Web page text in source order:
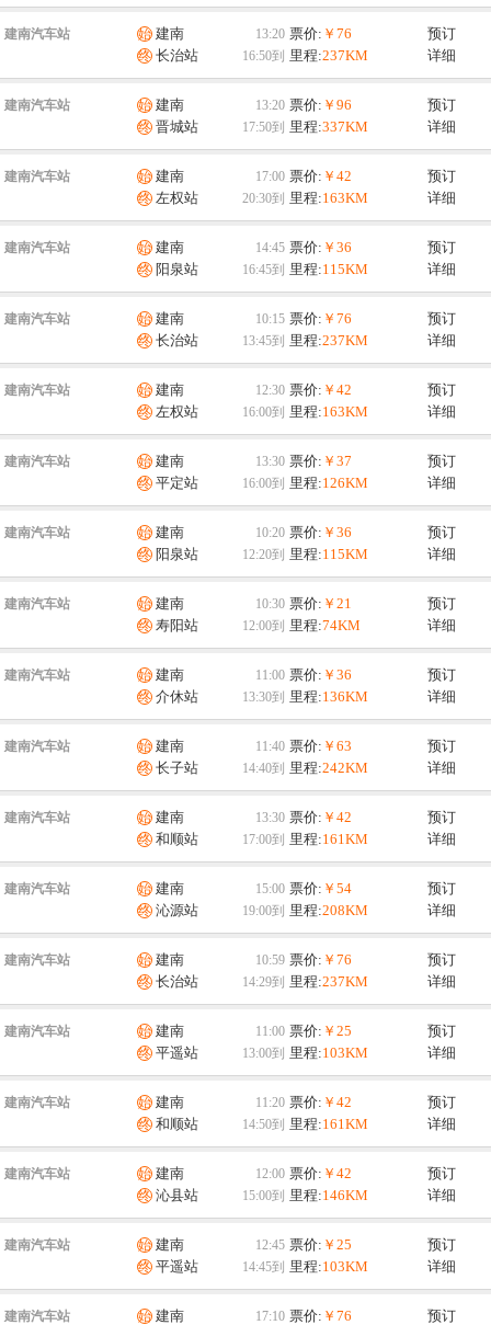
建南汽车站
建南
长治站
票价: ￥76
里程:237KM
预订
详细
建南汽车站
建南
晋城站
票价: ￥96
里程:337KM
预订
详细
建南汽车站
建南
左权站
票价: ￥42
里程:163KM
预订
详细
建南汽车站
建南
阳泉站
票价: ￥36
里程:115KM
预订
详细
建南汽车站
建南
长治站
票价: ￥76
里程:237KM
预订
详细
建南汽车站
建南
左权站
票价: ￥42
里程:163KM
预订
详细
建南汽车站
建南
平定站
票价: ￥37
里程:126KM
预订
详细
建南汽车站
建南
阳泉站
票价: ￥36
里程:115KM
预订
详细
建南汽车站
建南
寿阳站
票价: ￥21
里程:74KM
预订
详细
建南汽车站
建南
介休站
票价: ￥36
里程:136KM
预订
详细
建南汽车站
建南
长子站
票价: ￥63
里程:242KM
预订
详细
建南汽车站
建南
和顺站
票价: ￥42
里程:161KM
预订
详细
建南汽车站
建南
沁源站
票价: ￥54
里程:208KM
预订
详细
建南汽车站
建南
长治站
票价: ￥76
里程:237KM
预订
详细
建南汽车站
建南
平遥站
票价: ￥25
里程:103KM
预订
详细
建南汽车站
建南
和顺站
票价: ￥42
里程:161KM
预订
详细
建南汽车站
建南
沁县站
票价: ￥42
里程:146KM
预订
详细
建南汽车站
建南
平遥站
票价: ￥25
里程:103KM
预订
详细
建南汽车站 建南 票价: ￥76 预订